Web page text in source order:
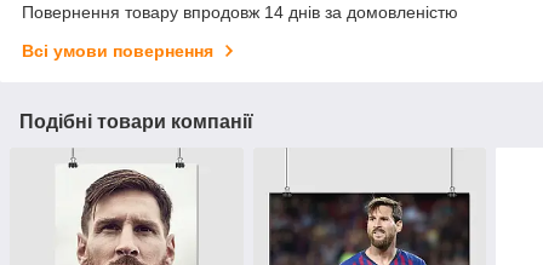
Повернення товару впродовж 14 днів за домовленістю
Всі умови повернення
Подібні товари компанії